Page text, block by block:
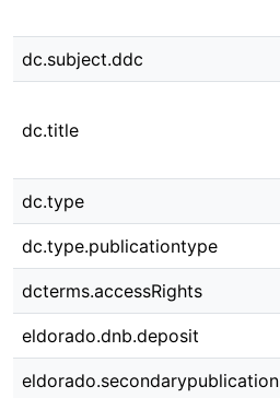
dc.subject.ddc
dc.title
dc.type
dc.type.publicationtype
dcterms.accessRights
eldorado.dnb.deposit
eldorado.secondarypublication